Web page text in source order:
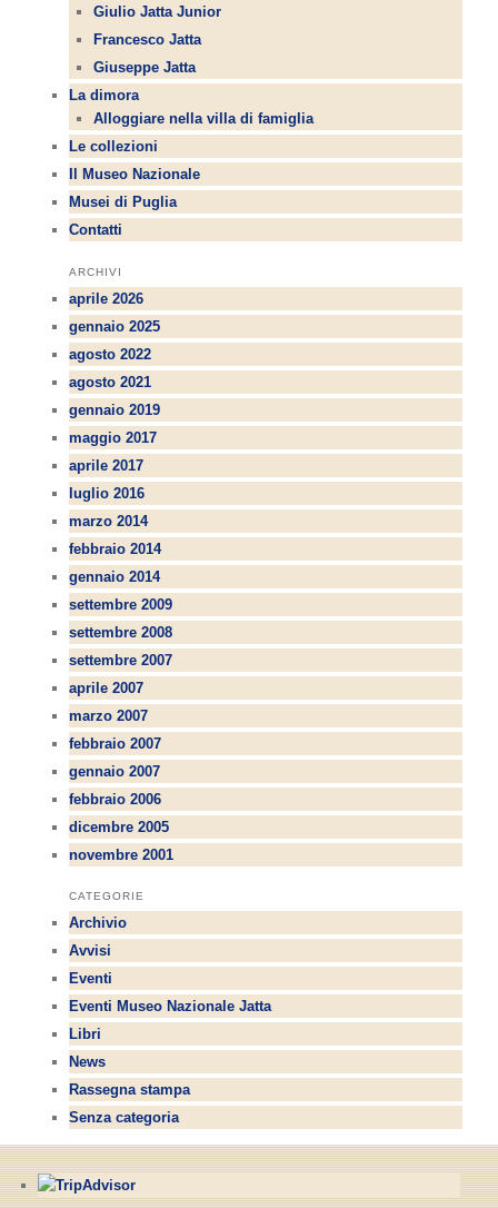
Giulio Jatta Junior
Francesco Jatta
Giuseppe Jatta
La dimora
Alloggiare nella villa di famiglia
Le collezioni
Il Museo Nazionale
Musei di Puglia
Contatti
ARCHIVI
aprile 2026
gennaio 2025
agosto 2022
agosto 2021
gennaio 2019
maggio 2017
aprile 2017
luglio 2016
marzo 2014
febbraio 2014
gennaio 2014
settembre 2009
settembre 2008
settembre 2007
aprile 2007
marzo 2007
febbraio 2007
gennaio 2007
febbraio 2006
dicembre 2005
novembre 2001
CATEGORIE
Archivio
Avvisi
Eventi
Eventi Museo Nazionale Jatta
Libri
News
Rassegna stampa
Senza categoria